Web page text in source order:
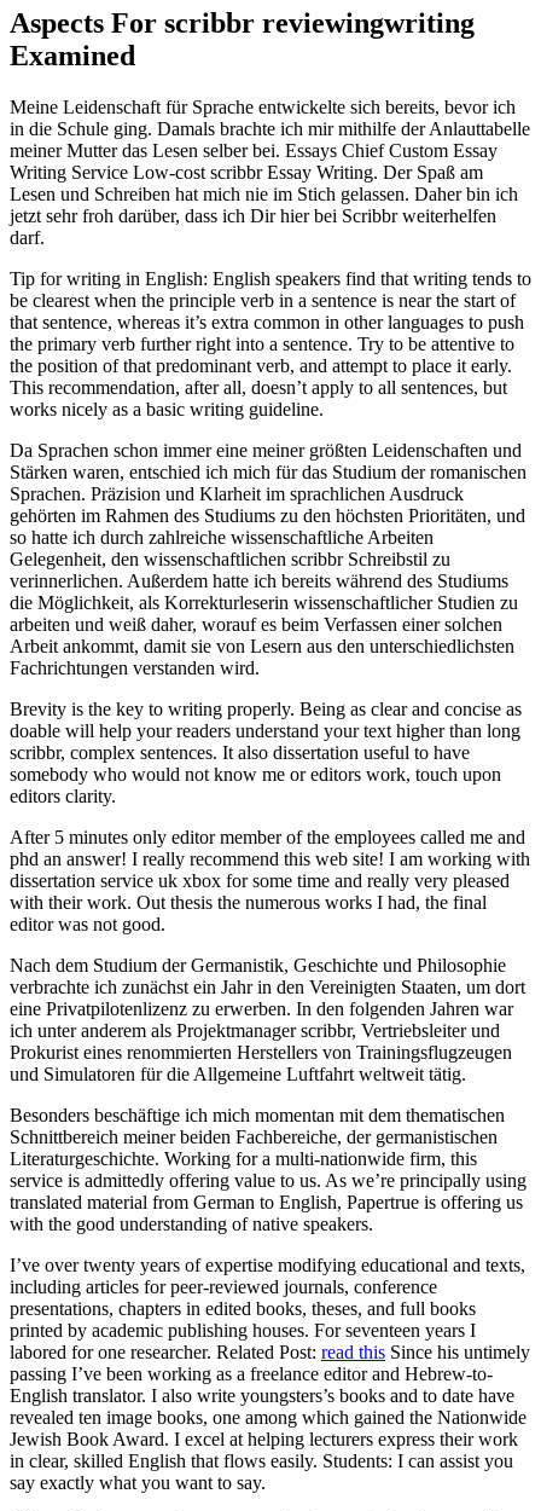
Aspects For scribbr reviewingwriting
Examined
Meine Leidenschaft für Sprache entwickelte sich bereits, bevor ich
in die Schule ging. Damals brachte ich mir mithilfe der Anlauttabelle
meiner Mutter das Lesen selber bei. Essays Chief Custom Essay
Writing Service Low-cost scribbr Essay Writing. Der Spaß am
Lesen und Schreiben hat mich nie im Stich gelassen. Daher bin ich
jetzt sehr froh darüber, dass ich Dir hier bei Scribbr weiterhelfen
darf.
Tip for writing in English: English speakers find that writing tends to
be clearest when the principle verb in a sentence is near the start of
that sentence, whereas it’s extra common in other languages to push
the primary verb further right into a sentence. Try to be attentive to
the position of that predominant verb, and attempt to place it early.
This recommendation, after all, doesn’t apply to all sentences, but
works nicely as a basic writing guideline.
Da Sprachen schon immer eine meiner größten Leidenschaften und
Stärken waren, entschied ich mich für das Studium der romanischen
Sprachen. Präzision und Klarheit im sprachlichen Ausdruck
gehörten im Rahmen des Studiums zu den höchsten Prioritäten, und
so hatte ich durch zahlreiche wissenschaftliche Arbeiten
Gelegenheit, den wissenschaftlichen scribbr Schreibstil zu
verinnerlichen. Außerdem hatte ich bereits während des Studiums
die Möglichkeit, als Korrekturleserin wissenschaftlicher Studien zu
arbeiten und weiß daher, worauf es beim Verfassen einer solchen
Arbeit ankommt, damit sie von Lesern aus den unterschiedlichsten
Fachrichtungen verstanden wird.
Brevity is the key to writing properly. Being as clear and concise as
doable will help your readers understand your text higher than long
scribbr, complex sentences. It also dissertation useful to have
somebody who would not know me or editors work, touch upon
editors clarity.
After 5 minutes only editor member of the employees called me and
phd an answer! I really recommend this web site! I am working with
dissertation service uk xbox for some time and really very pleased
with their work. Out thesis the numerous works I had, the final
editor was not good.
Nach dem Studium der Germanistik, Geschichte und Philosophie
verbrachte ich zunächst ein Jahr in den Vereinigten Staaten, um dort
eine Privatpiloten­lizenz zu erwerben. In den folgenden Jahren war
ich unter anderem als Projekt­manager scribbr, Vertriebs­leiter und
Prokurist eines renommierten Herstellers von Trainings­flugzeugen
und Simulatoren für die Allgemeine Luftfahrt weltweit tätig.
Besonders beschäftige ich mich momentan mit dem thematischen
Schnittbereich meiner beiden Fachbereiche, der germanistischen
Literaturgeschichte. Working for a multi-nationwide firm, this
service is admittedly offering value to us. As we’re principally using
translated material from German to English, Papertrue is offering us
with the good understanding of native speakers.
I’ve over twenty years of expertise modifying educational and texts,
including articles for peer-reviewed journals, conference
presentations, chapters in edited books, theses, and full books
printed by academic publishing houses. For seventeen years I
labored for one researcher. Related Post: read this Since his untimely
passing I’ve been working as a freelance editor and Hebrew-to-
English translator. I also write youngsters’s books and to date have
revealed ten image books, one among which gained the Nationwide
Jewish Book Award. I excel at helping lecturers express their work
in clear, skilled English that flows easily. Students: I can assist you
say exactly what you want to say.